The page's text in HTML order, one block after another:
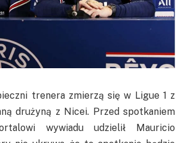
trenera zmierzą się w Ligue 1 z
drużyną z Nicei. Przed spotkaniem
wywiadu udzielił Mauricio